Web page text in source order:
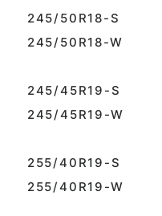
245/50R18-S
245/50R18-W
245/45R19-S
245/45R19-W
255/40R19-S
255/40R19-W